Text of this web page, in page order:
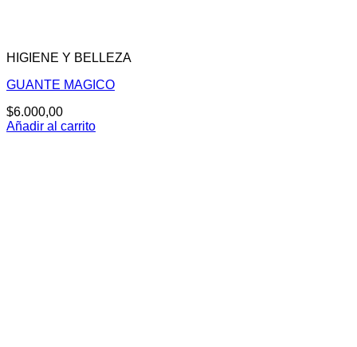
HIGIENE Y BELLEZA
GUANTE MAGICO
$6.000,00
Añadir al carrito